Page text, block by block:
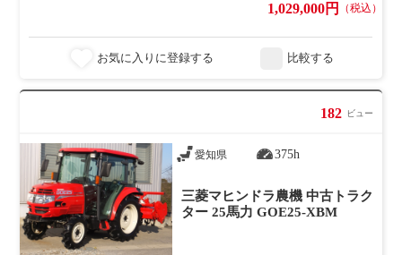
1,029,000円 （税込）
お気に入りに登録する 比較する
182 ビュー
愛知県 375h
三菱マヒンドラ農機 中古トラク
ター 25馬力 GOE25-XBM